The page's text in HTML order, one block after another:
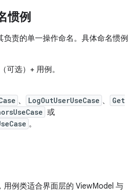
惯例
负责的单一操作命名。具体命名惯例
可选）+ 用例。
、 LogOutUserUseCase 、
Get
或
。
用例类适合界面层的 ViewModel 与